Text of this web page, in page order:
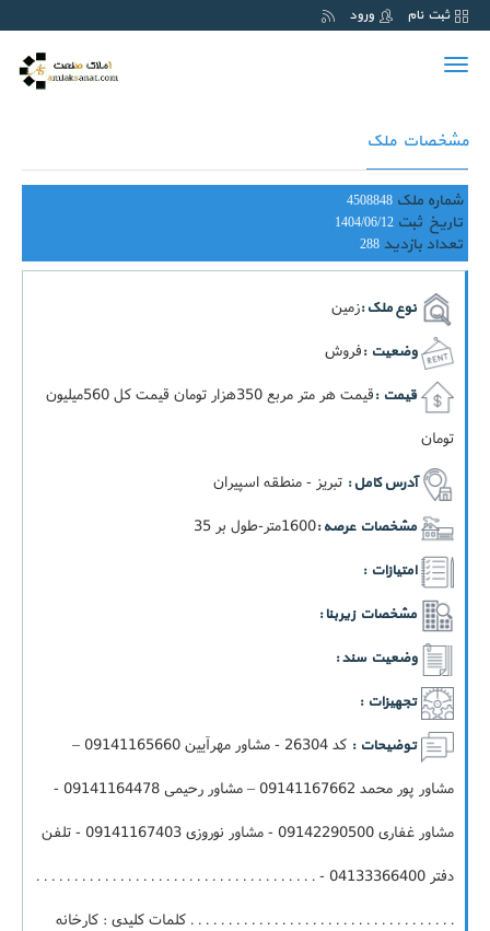
ثبت نام ورود
Toggle
مشخصات ملک
شماره ملک 4508848
تاریخ ثبت 1404/06/12
تعداد بازدید 288
نوع ملک :زمین
وضعیت :فروش
قیمت :
قيمت هر متر مربع 350هزار تومان قيمت کل 560ميليون
تومان
آدرس کامل : تبریز - منطقه اسپیران
مشخصات عرصه :1600متر-طول بر 35
امتیازات :
مشخصات زیربنا :
وضعیت سند :
تجهیزات :
توضیحات :
کد 26304 - مشاور مهرآیین 09141165660 –
مشاور پور محمد 09141167662 – مشاور رحیمی 09141164478 -
مشاور غفاری 09142290500 - مشاور نوروزی 09141167403 - تلفن
دفتر 04133366400 - . . . . . . . . . . . . . . . . . . . . . . . . . . . . . . . . . . . . .
. . . . . . . . . . . . . . . . . . . . . . . . . . . . . . . . . . . کلمات کلیدی : کارخانه